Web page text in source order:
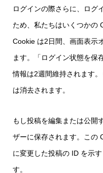
ログインの際さらに、ログ
ため、私たちはいくつかの
Cookie は2日間、画面表示
ます。「ログイン状態を保
情報は2週間維持されます
は消去されます。
もし投稿を編集または公開
ザーに保存されます。この
に変更した投稿の ID を示
す。